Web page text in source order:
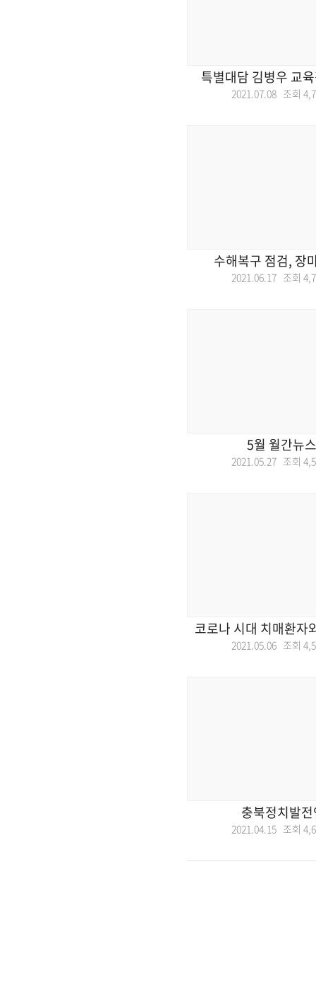
특별대담 김병우 교
2021.07.08 조회
수해복구 점검, 장
2021.06.17 조회
5월 월간뉴
2021.05.27 조회
코로나 시대 치매환자
2021.05.06 조회
충북정치발
2021.04.15 조회